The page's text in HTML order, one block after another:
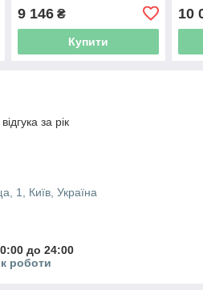
4ACm100S (775415)
9 146₴
Купити
10
за рік
1, Київ, Україна
до 24:00
роботи